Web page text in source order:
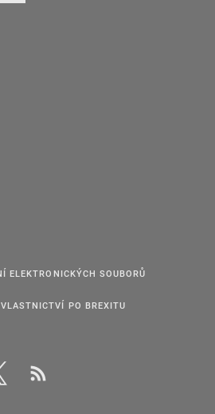
ELEKTRONICKÝCH SOUBORŮ
PO BREXITU